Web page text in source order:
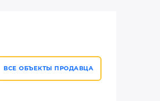
ВСЕ ОБЪЕКТЫ ПРОДАВЦА